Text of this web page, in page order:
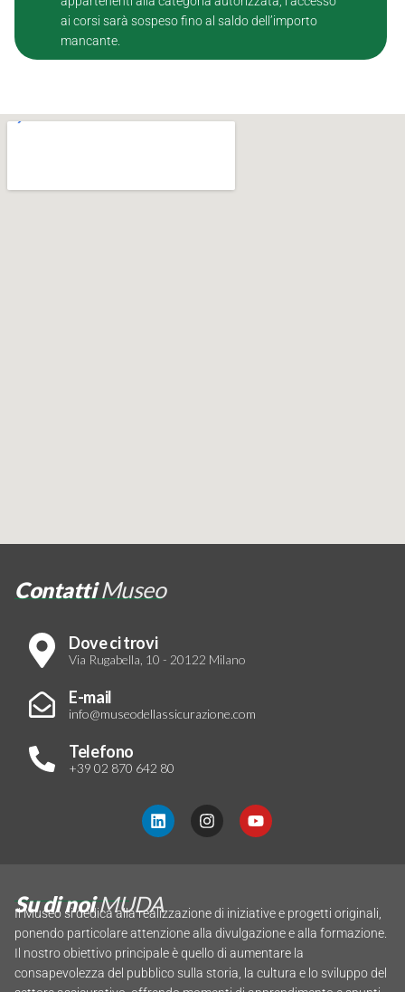
ai corsi sarà sospeso fino al saldo dell’importo
mancante.
ContattiMuseo
Dove ci trovi
Via Rugabella, 10 - 20122 Milano
E-mail
info@museodellassicurazione.com
Telefono
+39 02 870 642 80
Su di noiMUDA
Il Museo si dedica alla realizzazione di iniziative e progetti originali,
ponendo particolare attenzione alla divulgazione e alla formazione.
Il nostro obiettivo principale è quello di aumentare la
consapevolezza del pubblico sulla storia, la cultura e lo sviluppo del